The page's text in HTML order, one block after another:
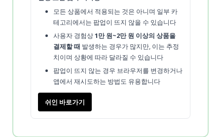
모든 상품에서 적용되는 것은 아니며 일부 카
테고리에서는 팝업이 뜨지 않을 수 있습니다
사용자 경험상1만 원~2만 원 이상의 상품을
결제할 때 발생하는 경우가 많지만, 이는 추정
치이며 상황에 따라 달라질 수 있습니다
팝업이 뜨지 않는 경우 브라우저를 변경하거나
앱에서 재시도하는 방법도 유용합니다
쉬인 바로가기